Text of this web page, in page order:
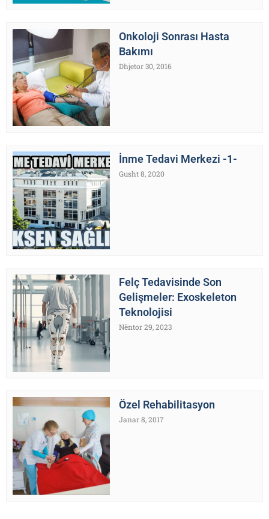
Onkoloji Sonrası Hasta
Bakımı
Dhjetor 30, 2016
İnme Tedavi Merkezi -1-
Gusht 8, 2020
Felç Tedavisinde Son
Gelişmeler: Exoskeleton
Teknolojisi
Nëntor 29, 2023
Özel Rehabilitasyon
Janar 8, 2017